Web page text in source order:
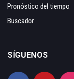
Pronóstico del tiempo
Buscador
SÍGUENOS